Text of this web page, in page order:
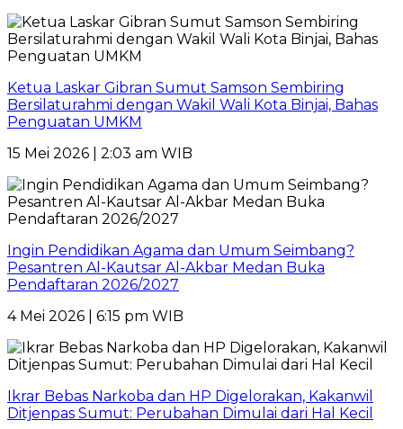
Ketua Laskar Gibran Sumut Samson Sembiring
Bersilaturahmi dengan Wakil Wali Kota Binjai, Bahas
Penguatan UMKM
15 Mei 2026 | 2:03 am WIB
Ingin Pendidikan Agama dan Umum Seimbang?
Pesantren Al-Kautsar Al-Akbar Medan Buka
Pendaftaran 2026/2027
4 Mei 2026 | 6:15 pm WIB
Ikrar Bebas Narkoba dan HP Digelorakan, Kakanwil
Ditjenpas Sumut: Perubahan Dimulai dari Hal Kecil